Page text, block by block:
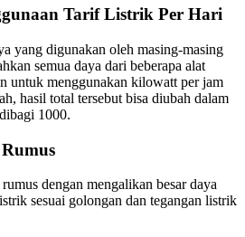
Tarif Listrik Per Hari
yang digunakan oleh masing-masing
semua daya dari beberapa alat
untuk menggunakan kilowatt per jam
hasil total tersebut bisa diubah dalam
1000.
dengan mengalikan besar daya
sesuai golongan dan tegangan listrik